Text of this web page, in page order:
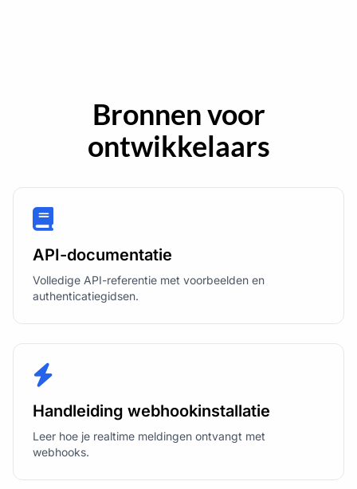
Bronnen voor
ontwikkelaars
API-documentatie
Volledige API-referentie met voorbeelden en
authenticatiegidsen.
Handleiding webhookinstallatie
Leer hoe je realtime meldingen ontvangt met
webhooks.